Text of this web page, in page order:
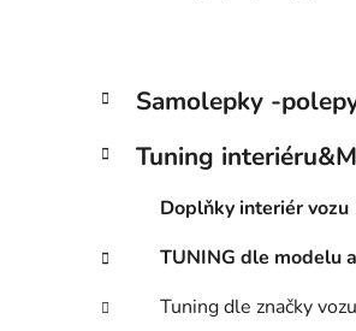
P
s
a
n
n
Přeskočit
kategorie
K
a
e
i
e
Samolepky -
Tuning
Doplňky interiér vozu
TUNING dle modelu
Tuning dle značky vozu